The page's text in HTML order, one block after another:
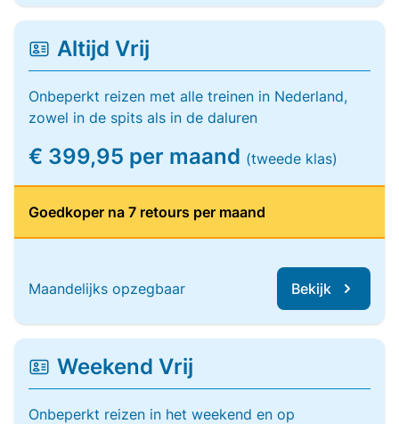
Altijd Vrij
Onbeperkt reizen met alle treinen in Nederland,
zowel in de spits als in de daluren
€ 399,95 per maand (tweede klas)
Goedkoper na 7 retours per maand
Maandelijks opzegbaar Bekijk
Weekend Vrij
Onbeperkt reizen in het weekend en op